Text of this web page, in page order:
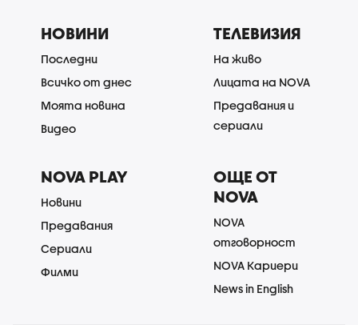
НОВИНИ
Последни
Всичко от днес
Моята новина
Видео
ТЕЛЕВИЗИЯ
На живо
Лицата на NOVA
Предавания и
сериали
NOVA PLAY
Новини
Предавания
Сериали
Филми
ОЩЕ ОТ
NOVA
NOVA
отговорност
NOVA Кариери
News in English